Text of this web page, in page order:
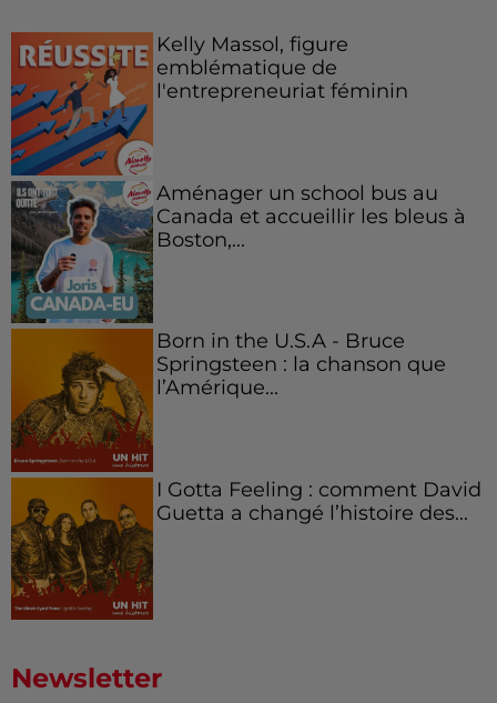
Kelly Massol, figure
emblématique de
l'entrepreneuriat féminin
Aménager un school bus au
Canada et accueillir les bleus à
Boston,...
Born in the U.S.A - Bruce
Springsteen : la chanson que
l’Amérique...
I Gotta Feeling : comment David
Guetta a changé l’histoire des...
Newsletter